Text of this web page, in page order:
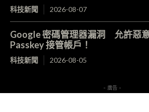
科技新聞 2026-08-07
Google 密碼管理器漏洞 允許惡
Passkey 接管帳戶！
科技新聞 2026-08-05
- 廣告 -